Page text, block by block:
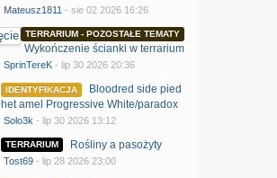
Mateusz1811 - sie 02 2026 16:26
TERRARIUM - POZOSTAŁE TEMATY
Wykończenie ścianki w terrarium
SprinTereK- lip 30 2026 20:36
IDENTYFIKACJA
Bloodred side pied
het amel Progressive White/paradox
Solo3k - lip 30 2026 13:12
TERRARIUM Rośliny a pasożyty
Tost69- lip 28 2026 23:00